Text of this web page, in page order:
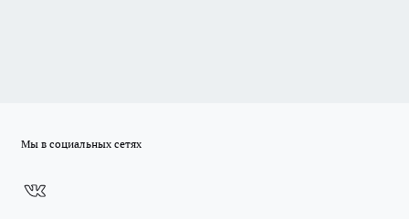
Мы в социальных сетях